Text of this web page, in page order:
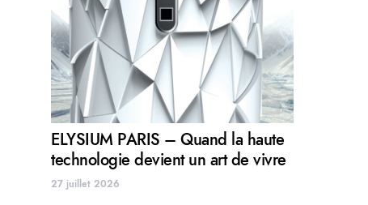
ELYSIUM PARIS – Quand la haute
technologie devient un art de vivre
27 juillet 2026